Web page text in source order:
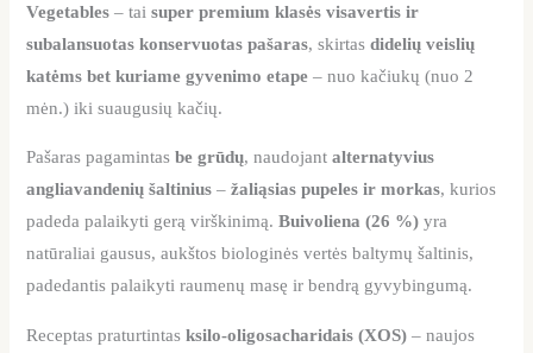
Vegetables – taisuper premium klasės visavertis ir
subalansuotas konservuotas pašaras, skirtasdidelių veislių
katėms bet kuriame gyvenimo etape – nuo kačiukų (nuo 2
mėn.) iki suaugusių kačių.
Pašaras pagamintasbe grūdų, naudojantalternatyvius
angliavandenių šaltinius –žaliąsias pupeles ir morkas, kurios
padeda palaikyti gerą virškinimą.Buivoliena (26 %) yra
natūraliai gausus, aukštos biologinės vertės baltymų šaltinis,
padedantis palaikyti raumenų masę ir bendrą gyvybingumą.
Receptas praturtintasksilo-oligosacharidais (XOS) – naujos